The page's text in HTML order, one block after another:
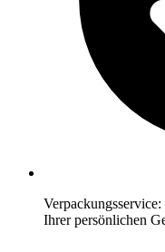
Ihrer persönlichen